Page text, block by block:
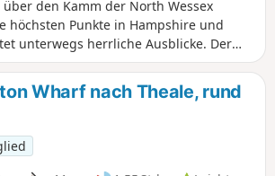
den Kamm der North Wessex
höchsten Punkte in Hampshire und
unterwegs herrliche Ausblicke. Der
einige reizvolle, ländliche Dörfer, die
schmiegen. Der Hinweg verläuft
Wayfarer's Walk, während der
den Test Way führt.
Wharf nach Theale, rund